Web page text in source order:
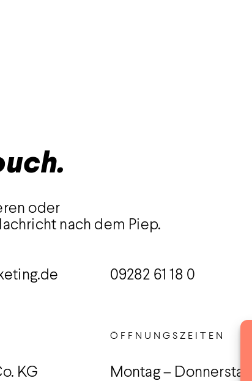
oder
nach dem Piep.
09282 61 18 0
KG
ÖFFNUNGSZEITEN
Montag – Donnerstag